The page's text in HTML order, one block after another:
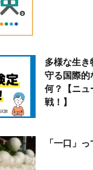
多様な生き
守る国際的
何？【ニュ
戦！】
「一口」